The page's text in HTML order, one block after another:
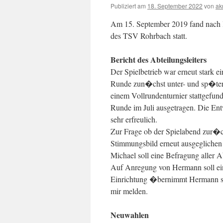
Publiziert am 18. September 2022 von
Am 15. September 2019 fand
des TSV Rohrbach statt.
Bericht des Abteilungsleiters
Der Spielbetrieb war erneut stark
Runde zun�chst unter- und
einem Vollrundenturnier
Runde im Juli ausgetragen. Die
sehr erfreulich.
Zur Frage ob der Spielabend
Stimmungsbild erneut
Michael soll eine Befragung aller
Auf Anregung von Hermann soll
Einrichtung �bernimmt Hermann
mir melden.
Neuwahlen